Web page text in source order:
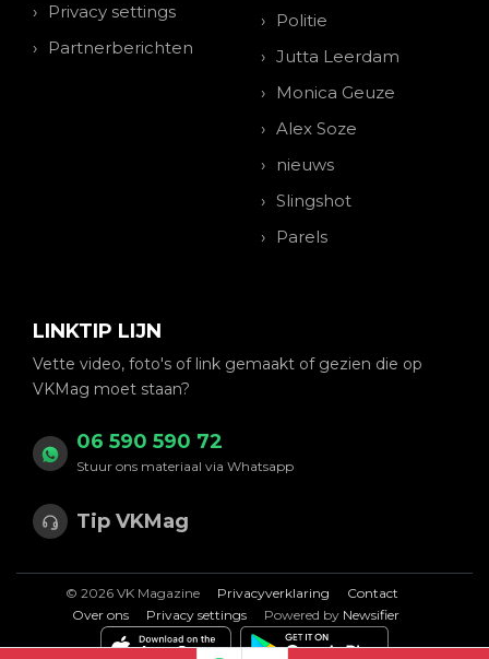
Privacy settings
Partnerberichten
Politie
Jutta Leerdam
Monica Geuze
Alex Soze
nieuws
Slingshot
Parels
LINKTIP LIJN
Vette video, foto's of link gemaakt of gezien die op
VKMag moet staan?
06 590 590 72
Stuur ons materiaal via Whatsapp
Tip VKMag
© 2026 VK Magazine Privacyverklaring
Contact
Over ons
Privacy settings Powered by Newsifier